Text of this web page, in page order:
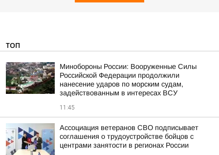
ТОП
Минобороны России: Вооруженные Силы
Российской Федерации продолжили
нанесение ударов по морским судам,
задействованным в интересах ВСУ
11:45
Ассоциация ветеранов СВО подписывает
соглашения о трудоустройстве бойцов с
центрами занятости в регионах России